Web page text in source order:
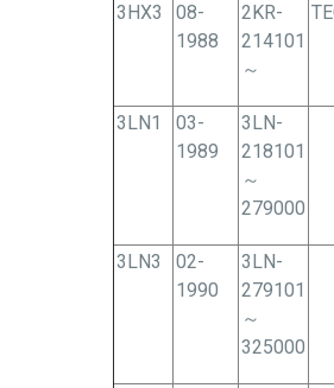
3HX3
08-
1988
2KR-
214101
～
3LN1
03-
1989
3LN-
218101
～
279000
3LN3
02-
1990
3LN-
279101
～
325000